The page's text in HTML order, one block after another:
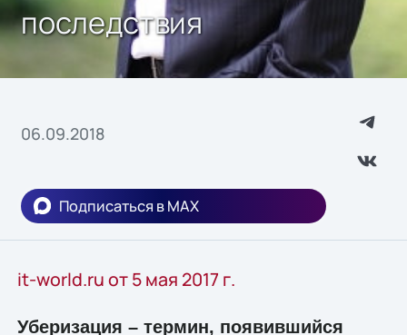
последствия
06.09.2018
Подписаться в MAX
it-world.ru от 5 мая 2017 г.
Уберизация – термин, появившийся